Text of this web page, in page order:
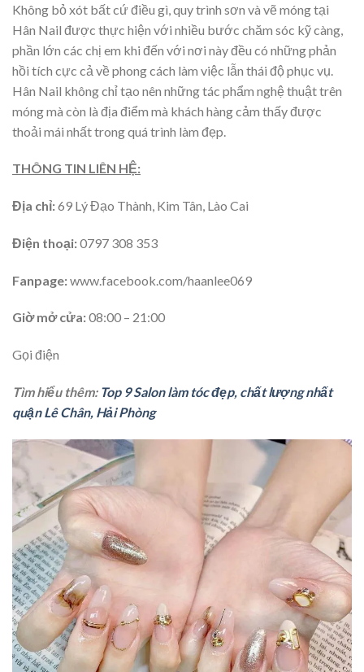
Không bỏ xót bất cứ điều gì, quy trình sơn và vẽ móng tại
Hân Nail được thực hiện với nhiều bước chăm sóc kỹ càng,
phần lớn các chị em khi đến với nơi này đều có những phản
hồi tích cực cả về phong cách làm việc lẫn thái độ phục vụ.
Hân Nail không chỉ tạo nên những tác phẩm nghệ thuật trên
móng mà còn là địa điểm mà khách hàng cảm thấy được
thoải mái nhất trong quá trình làm đẹp.
THÔNG TIN LIÊN HỆ:
Địa chỉ:69 Lý Đạo Thành, Kim Tân, Lào Cai
Điện thoại:0797 308 353
Fanpage:www.facebook.com/haanlee069
Giờ mở cửa:08:00 – 21:00
Gọi điện
Tìm hiểu thêm: Top 9 Salon làm tóc đẹp, chất lượng nhất
quận Lê Chân, Hải Phòng